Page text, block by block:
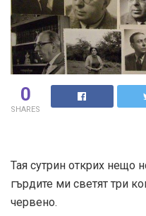
0
SHARES
Тая сутрин открих нещо
гърдите ми светят три
червено.